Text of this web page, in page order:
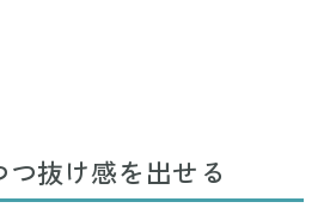
抜け感を出せる